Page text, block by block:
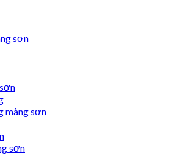
sơn
màng sơn
sơn